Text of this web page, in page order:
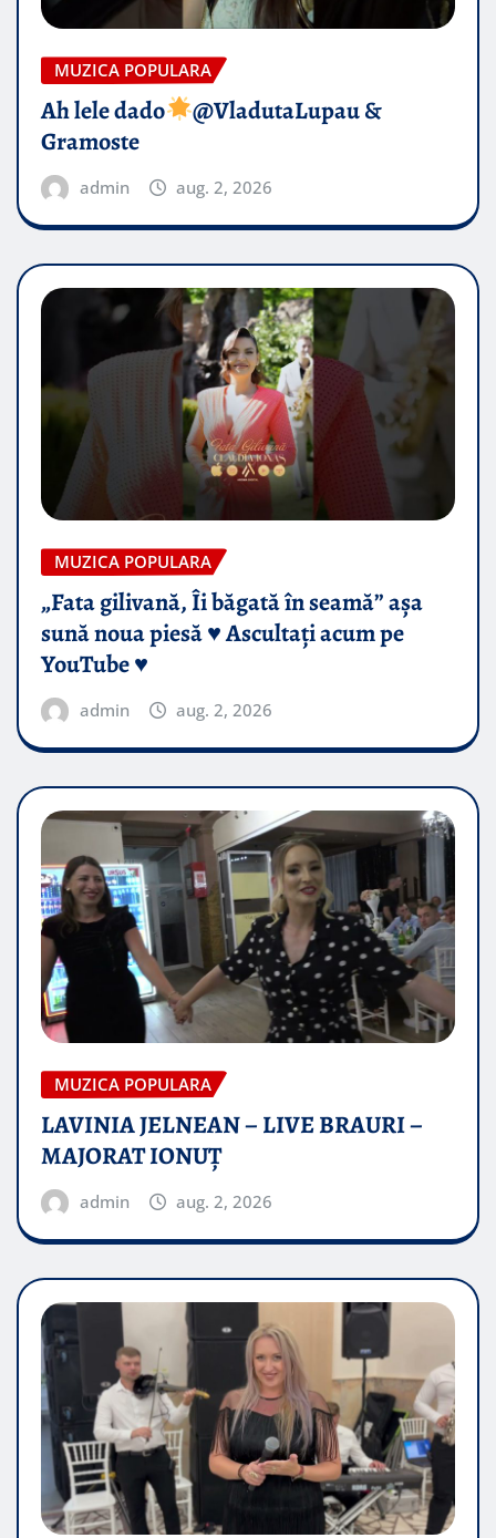
MUZICA POPULARA
Ah lele dado​
@VladutaLupau &
Gramoste
admin aug. 2, 2026
MUZICA POPULARA
„Fata gilivană, Îi băgată în seamă” așa
sună noua piesă ♥️ Ascultați acum pe
YouTube ♥️
admin aug. 2, 2026
MUZICA POPULARA
LAVINIA JELNEAN – LIVE BRAURI –
MAJORAT IONUŢ
admin aug. 2, 2026